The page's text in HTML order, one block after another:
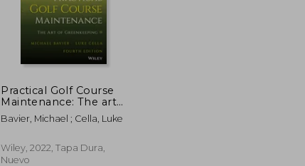
Practical Golf Course
Maintenance: The art
of Gree Nkeeping,
Fourth Edition (en
Bavier, Michael ; Cella, Luke
Wiley, 2022, Tapa Dura,
Nuevo